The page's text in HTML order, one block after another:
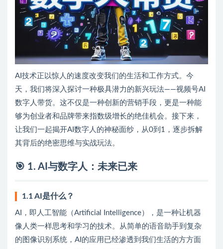
AI技术正以惊人的速度改变我们的生活和工作方式。今
天，我们将深入探讨一种极具潜力的新兴玩法——视频号AI
数字人带货。这不仅是一种创新的营销手段，更是一种能
够为创业者和品牌带来指数级增长的绝佳机会。接下来，
让我们一起揭开AI数字人的神秘面纱，从0到1，逐步拆解
其背后的绝密思维与实战玩法。
🎯 1. AI与数字人：未来已来
1.1 AI是什么？
AI，即人工智能（Artificial Intelligence），是一种让机器
像人类一样思考和学习的技术。从简单的语音助手到复杂
的图像识别系统，AI的应用已经渗透到我们生活的方方面